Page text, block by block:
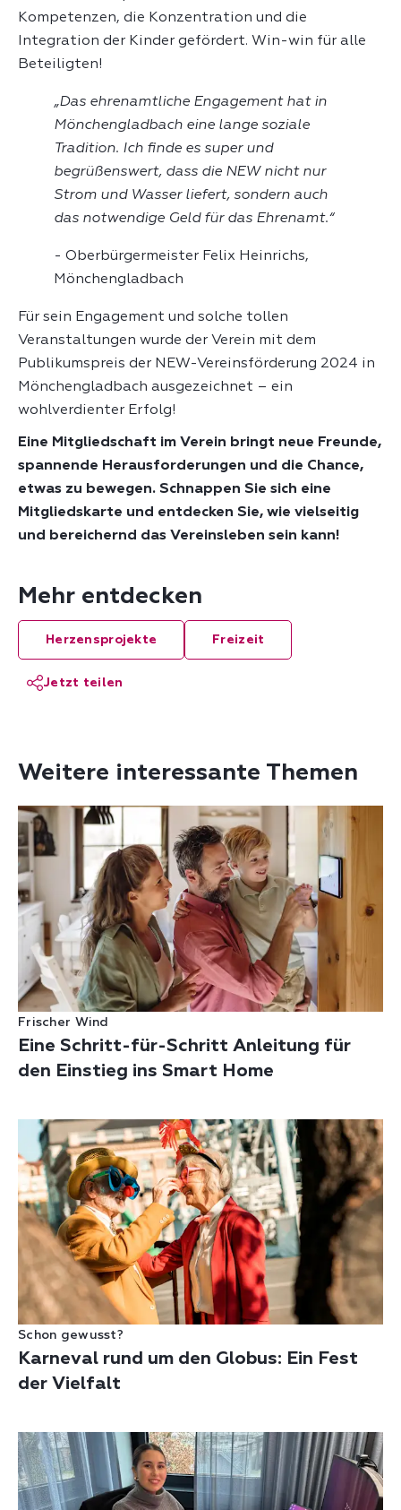
Kompetenzen, die Konzentration und die
Integration der Kinder gefördert. Win-win für alle
Beteiligten!
„Das ehrenamtliche Engagement hat in
Mönchengladbach eine lange soziale
Tradition. Ich finde es super und
begrüßenswert, dass die NEW nicht nur
Strom und Wasser liefert, sondern auch
das notwendige Geld für das Ehrenamt.“
- Oberbürgermeister Felix Heinrichs,
Mönchengladbach
Für sein Engagement und solche tollen
Veranstaltungen wurde der Verein mit dem
Publikumspreis der NEW-Vereinsförderung 2024 in
Mönchengladbach ausgezeichnet – ein
wohlverdienter Erfolg!
Eine Mitgliedschaft im Verein bringt neue Freunde,
spannende Herausforderungen und die Chance,
etwas zu bewegen. Schnappen Sie sich eine
Mitgliedskarte und entdecken Sie, wie vielseitig
und bereichernd das Vereinsleben sein kann!
Mehr entdecken
Herzensprojekte Freizeit
Jetzt teilen
Weitere interessante Themen
Frischer Wind
Eine Schritt-für-Schritt Anleitung für
den Einstieg ins Smart Home
Schon gewusst?
Karneval rund um den Globus: Ein Fest
der Vielfalt